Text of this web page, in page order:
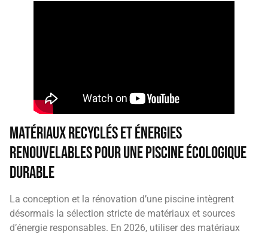
Matériaux recyclés et énergies
renouvelables pour une piscine écologique
durable
La conception et la rénovation d’une piscine intègrent
désormais la sélection stricte de matériaux et sources
d’énergie responsables. En 2026, utiliser des matériaux